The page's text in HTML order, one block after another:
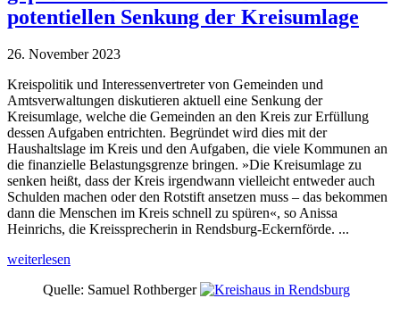
potentiellen Senkung der Kreisumlage
26. November 2023
Kreispolitik und Interessenvertreter von Gemeinden und
Amtsverwaltungen diskutieren aktuell eine Senkung der
Kreisumlage, welche die Gemeinden an den Kreis zur Erfüllung
dessen Aufgaben entrichten. Begründet wird dies mit der
Haushaltslage im Kreis und den Aufgaben, die viele Kommunen an
die finanzielle Belastungsgrenze bringen. »Die Kreisumlage zu
senken heißt, dass der Kreis irgendwann vielleicht entweder auch
Schulden machen oder den Rotstift ansetzen muss – das bekommen
dann die Menschen im Kreis schnell zu spüren«, so Anissa
Heinrichs, die Kreissprecherin in Rendsburg-Eckernförde. ...
weiterlesen
Quelle: Samuel Rothberger